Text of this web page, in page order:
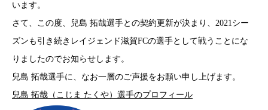
います。
さて、この度、兒島 拓哉選手との契約更新が決まり、2021シー
ズンも引き続きレイジェンド滋賀FCの選手として戦うことにな
りましたのでお知らせします。
兒島 拓哉選手に、なお一層のご声援をお願い申し上げます。
兒島 拓哉（こじま たくや）選手のプロフィール